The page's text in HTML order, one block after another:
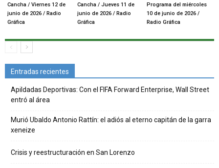
Cancha / Viernes 12 de
junio de 2026 / Radio
Gráfica
Cancha / Jueves 11 de
junio de 2026 / Radio
Gráfica
Programa del miércoles
10 de junio de 2026 /
Radio Gráfica
Entradas recientes
Apildadas Deportivas: Con el FIFA Forward Enterprise, Wall Street
entró al área
Murió Ubaldo Antonio Rattín: el adiós al eterno capitán de la garra
xeneize
Crisis y reestructuración en San Lorenzo